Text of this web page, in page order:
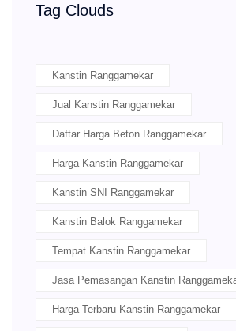
Tag Clouds
Kanstin Ranggamekar
Jual Kanstin Ranggamekar
Daftar Harga Beton Ranggamekar
Harga Kanstin Ranggamekar
Kanstin SNI Ranggamekar
Kanstin Balok Ranggamekar
Tempat Kanstin Ranggamekar
Jasa Pemasangan Kanstin
Harga Terbaru Kanstin Ranggamekar